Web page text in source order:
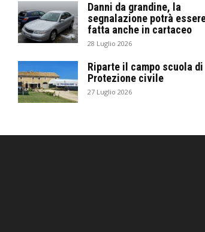
Danni da grandine, la
segnalazione potrà
fatta anche in cartaceo
28 Luglio 2026
Riparte il campo scuola di
Protezione civile
27 Luglio 2026